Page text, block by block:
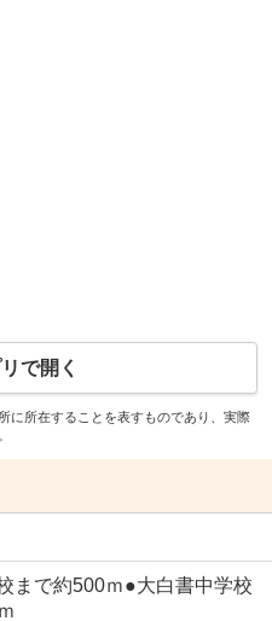
で開く
に所在することを表すものであり、実際
まで約500ｍ●大白書中学校